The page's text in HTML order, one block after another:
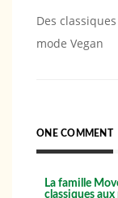
de
Des
mode Vegan
ONE COMMENT
La famille
classiques